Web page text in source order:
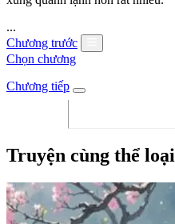
...
Chương trước
Chọn chương
Chương tiếp
Truyện cùng thể loại